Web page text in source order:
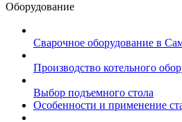
Оборудование
Сварочное оборудование в
Производство котельного
Выбор подъемного стола
Особенности и применение